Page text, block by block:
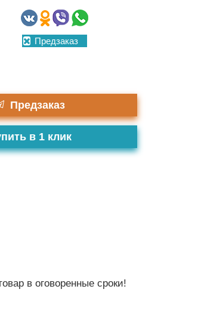
Предзаказ
Предзаказ
в 1 клик
в оговоренные сроки!